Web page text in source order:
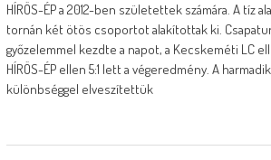
HÍRÖS-ÉP a 2012-ben születettek számára. A tíz
tornán két ötös csoportot alakítottak ki.
győzelemmel kezdte a napot, a Kecskeméti LC
HÍRÖS-ÉP ellen 5:1 lett a végeredmény. A
különbséggel elveszítettük